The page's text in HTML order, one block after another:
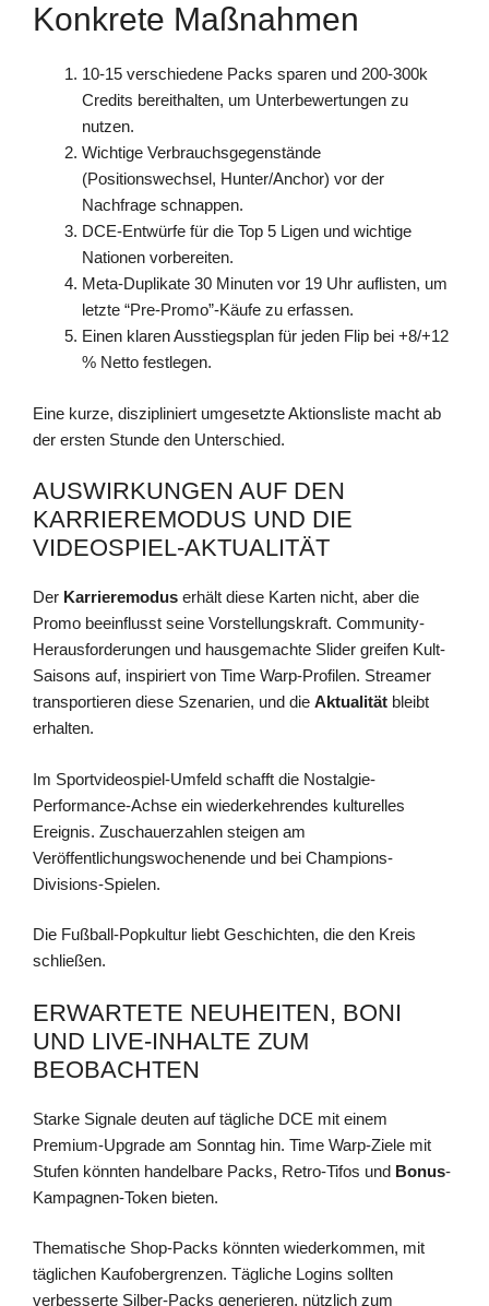
Konkrete Maßnahmen
10-15 verschiedene Packs sparen und 200-300k
Credits bereithalten, um Unterbewertungen zu
nutzen.
Wichtige Verbrauchsgegenstände
(Positionswechsel, Hunter/Anchor) vor der
Nachfrage schnappen.
DCE-Entwürfe für die Top 5 Ligen und wichtige
Nationen vorbereiten.
Meta-Duplikate 30 Minuten vor 19 Uhr auflisten, um
letzte “Pre-Promo”-Käufe zu erfassen.
Einen klaren Ausstiegsplan für jeden Flip bei +8/+12
% Netto festlegen.
Eine kurze, diszipliniert umgesetzte Aktionsliste macht ab
der ersten Stunde den Unterschied.
AUSWIRKUNGEN AUF DEN
KARRIEREMODUS UND DIE
VIDEOSPIEL-AKTUALITÄT
Der Karrieremodus erhält diese Karten nicht, aber die
Promo beeinflusst seine Vorstellungskraft. Community-
Herausforderungen und hausgemachte Slider greifen Kult-
Saisons auf, inspiriert von Time Warp-Profilen. Streamer
transportieren diese Szenarien, und die Aktualität bleibt
erhalten.
Im Sportvideospiel-Umfeld schafft die Nostalgie-
Performance-Achse ein wiederkehrendes kulturelles
Ereignis. Zuschauerzahlen steigen am
Veröffentlichungswochenende und bei Champions-
Divisions-Spielen.
Die Fußball-Popkultur liebt Geschichten, die den Kreis
schließen.
ERWARTETE NEUHEITEN, BONI
UND LIVE-INHALTE ZUM
BEOBACHTEN
Starke Signale deuten auf tägliche DCE mit einem
Premium-Upgrade am Sonntag hin. Time Warp-Ziele mit
Stufen könnten handelbare Packs, Retro-Tifos und Bonus-
Kampagnen-Token bieten.
Thematische Shop-Packs könnten wiederkommen, mit
täglichen Kaufobergrenzen. Tägliche Logins sollten
verbesserte Silber-Packs generieren, nützlich zum